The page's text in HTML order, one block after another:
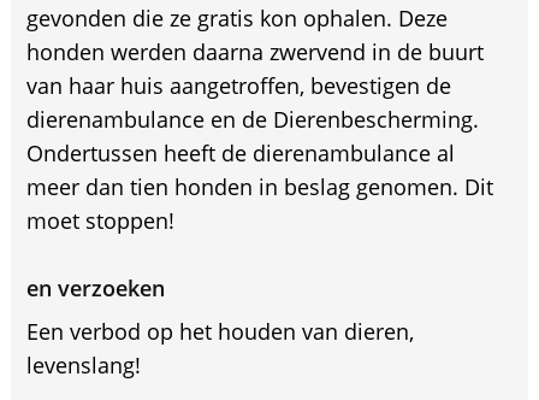
gevonden die ze gratis kon ophalen. Deze
honden werden daarna zwervend in de buurt
van haar huis aangetroffen, bevestigen de
dierenambulance en de Dierenbescherming.
Ondertussen heeft de dierenambulance al
meer dan tien honden in beslag genomen. Dit
moet stoppen!
en verzoeken
Een verbod op het houden van dieren,
levenslang!